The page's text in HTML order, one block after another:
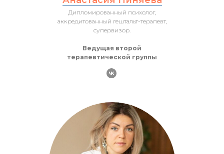
Дипломированный психолог,
аккредитованный гештальт-терапевт,
супервизор.
Ведущая второй
терапевтической группы